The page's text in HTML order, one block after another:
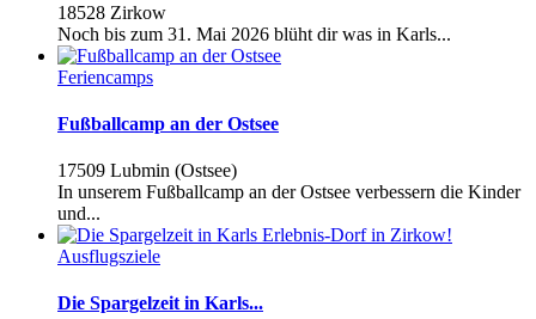
18528 Zirkow
Noch bis zum 31. Mai 2026 blüht dir was in Karls...
Feriencamps
Fußballcamp an der Ostsee
17509 Lubmin (Ostsee)
In unserem Fußballcamp an der Ostsee verbessern die Kinder
und...
Ausflugsziele
Die Spargelzeit in Karls...